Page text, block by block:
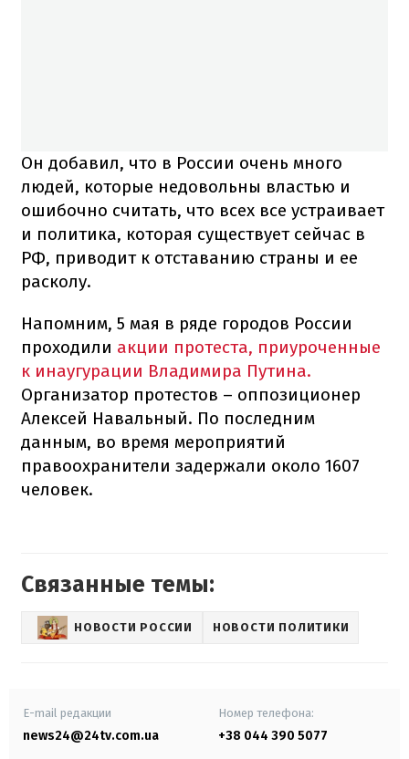
Он добавил, что в России очень много
людей, которые недовольны властью и
ошибочно считать, что всех все устраивает
и политика, которая существует сейчас в
РФ, приводит к отставанию страны и ее
расколу.
Напомним, 5 мая в ряде городов России
проходили акции протеста, приуроченные
к инаугурации Владимира Путина.
Организатор протестов – оппозиционер
Алексей Навальный. По последним
данным, во время мероприятий
правоохранители задержали около 1607
человек.
Связанные темы:
НОВОСТИ РОССИИ НОВОСТИ ПОЛИТИКИ
E-mail редакции
news24@24tv.com.ua
Номер телефона:
+38 044 390 5077